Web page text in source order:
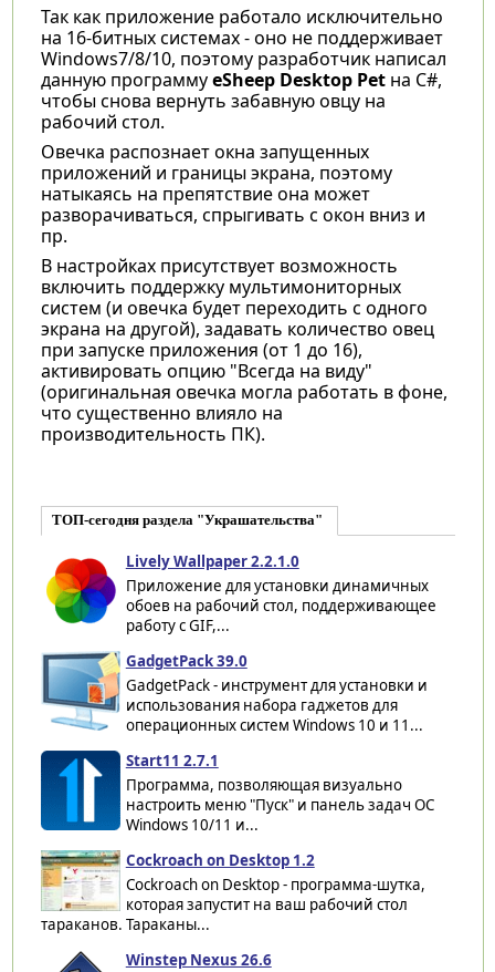
Так как приложение работало исключительно
на 16-битных системах - оно не поддерживает
Windows7/8/10, поэтому разработчик написал
данную программуeSheep Desktop Petна С#,
чтобы снова вернуть забавную овцу на
рабочий стол.
Овечка распознает окна запущенных
приложений и границы экрана, поэтому
натыкаясь на препятствие она может
разворачиваться, спрыгивать с окон вниз и
пр.
В настройках присутствует возможность
включить поддержку мультимониторных
систем (и овечка будет переходить с одного
экрана на другой), задавать количество овец
при запуске приложения (от 1 до 16),
активировать опцию "Всегда на виду"
(оригинальная овечка могла работать в фоне,
что существенно влияло на
производительность ПК).
ТОП-сегодня раздела "Украшательства"
Lively Wallpaper 2.2.1.0
Приложение для установки динамичных
обоев на рабочий стол, поддерживающее
работу с GIF,...
GadgetPack 39.0
GadgetPack - инструмент для установки и
использования набора гаджетов для
операционных систем Windows 10 и 11...
Start11 2.7.1
Программа, позволяющая визуально
настроить меню "Пуск" и панель задач ОС
Windows 10/11 и...
Cockroach on Desktop 1.2
Cockroach on Desktop - программа-шутка,
которая запустит на ваш рабочий стол
тараканов. Тараканы...
Winstep Nexus 26.6